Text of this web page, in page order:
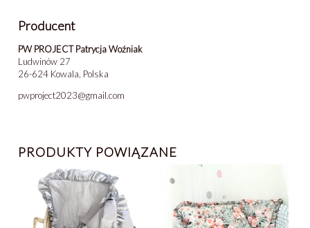
Producent
PW PROJECT Patrycja Woźniak
Ludwinów 27
26-624 Kowala, Polska
pwproject2023@gmail.com
PRODUKTY POWIĄZANE